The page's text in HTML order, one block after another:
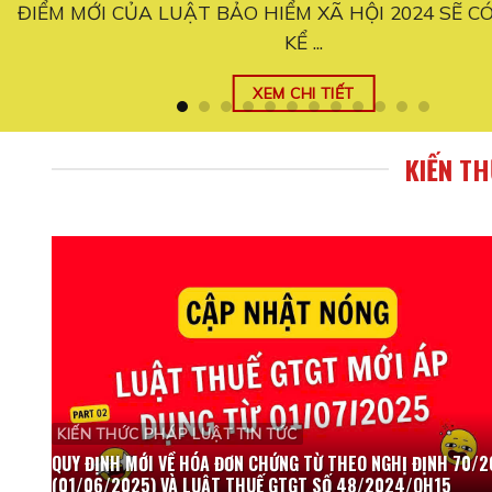
Quy định mới đối với hộ kinh doanh từ ngày 01/06/
thay đổi ...
XEM CHI TIẾT
KIẾN
KIẾN THỨC PHÁP LUẬT TIN TỨC
QUY ĐỊNH MỚI VỀ HÓA ĐƠN CHỨNG TỪ THEO NGHỊ ĐỊNH 70/
(01/06/2025) VÀ LUẬT THUẾ GTGT SỐ 48/2024/QH15